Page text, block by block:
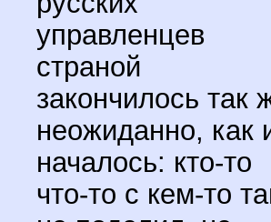
управленцев
страной
закончилось так
неожиданно, как
началось: кто-то
что-то с кем-то